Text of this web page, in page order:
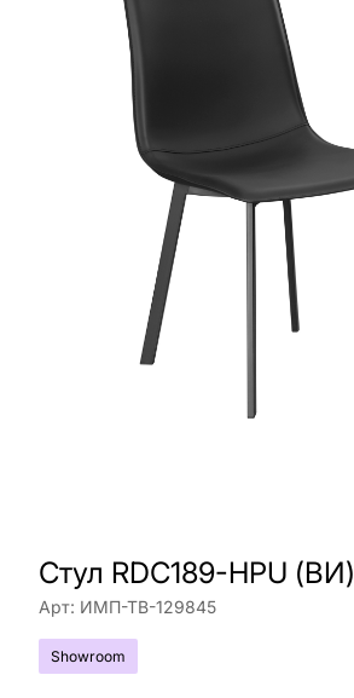
Стул RDC189-HPU (ВИ)
Арт: ИМП-ТВ-129845
Showroom